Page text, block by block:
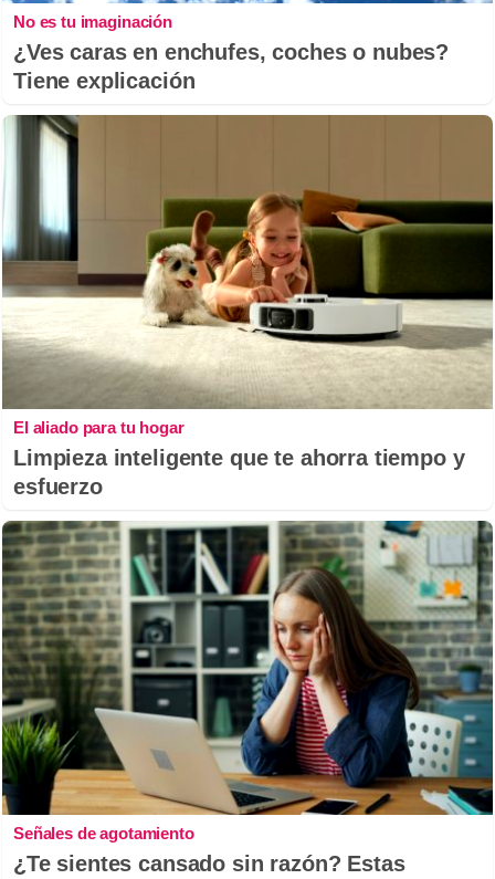
No es tu imaginación
¿Ves caras en enchufes, coches o nubes?
Tiene explicación
El aliado para tu hogar
Limpieza inteligente que te ahorra tiempo y
esfuerzo
Señales de agotamiento
¿Te sientes cansado sin razón? Estas